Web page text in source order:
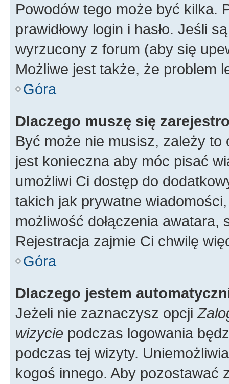
Powodów tego może być kilka.
prawidłowy login i hasło. Jeśli
wyrzucony z forum (aby się
Możliwe jest także, że problem
Góra
Dlaczego muszę się
Być może nie musisz, zależy
jest konieczna aby móc pisać
umożliwi Ci dostęp do
takich jak prywatne
możliwość dołączenia
Rejestracja zajmie Ci chwilę
Góra
Dlaczego jestem
Jeżeli nie zaznaczysz opcji
wizycie podczas logowania
podczas tej wizyty.
kogoś innego. Aby pozostawać